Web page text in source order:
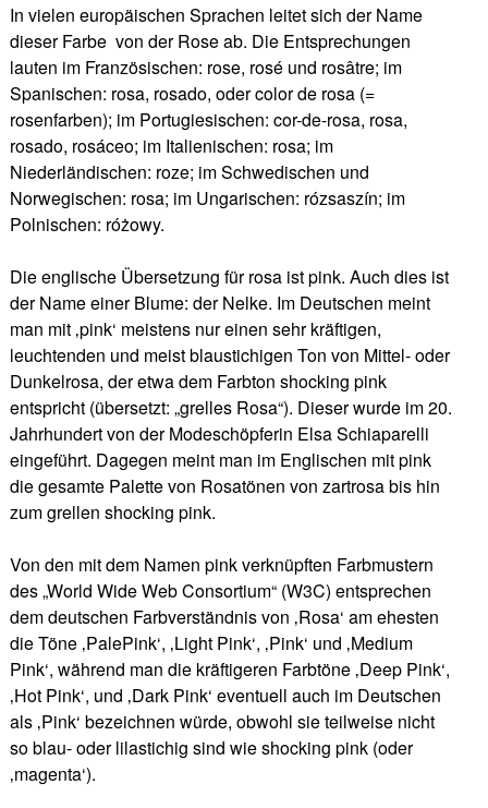
In vielen europäischen Sprachen leitet sich der Name
dieser Farbe von der Rose ab. Die Entsprechungen
lauten im Französischen: rose, rosé und rosâtre; im
Spanischen: rosa, rosado, oder color de rosa (=
rosenfarben); im Portugiesischen: cor-de-rosa, rosa,
rosado, rosáceo; im Italienischen: rosa; im
Niederländischen: roze; im Schwedischen und
Norwegischen: rosa; im Ungarischen: rózsaszín; im
Polnischen: różowy.
Die englische Übersetzung für rosa ist pink. Auch dies ist
der Name einer Blume: der Nelke. Im Deutschen meint
man mit ‚pink‘ meistens nur einen sehr kräftigen,
leuchtenden und meist blaustichigen Ton von Mittel- oder
Dunkelrosa, der etwa dem Farbton shocking pink
entspricht (übersetzt: „grelles Rosa“). Dieser wurde im 20.
Jahrhundert von der Modeschöpferin Elsa Schiaparelli
eingeführt. Dagegen meint man im Englischen mit pink
die gesamte Palette von Rosatönen von zartrosa bis hin
zum grellen shocking pink.
Von den mit dem Namen pink verknüpften Farbmustern
des „World Wide Web Consortium“ (W3C) entsprechen
dem deutschen Farbverständnis von ‚Rosa‘ am ehesten
die Töne ‚PalePink‘, ‚Light Pink‘, ‚Pink‘ und ‚Medium
Pink‘, während man die kräftigeren Farbtöne ‚Deep Pink‘,
‚Hot Pink‘, und ‚Dark Pink‘ eventuell auch im Deutschen
als ‚Pink‘ bezeichnen würde, obwohl sie teilweise nicht
so blau- oder lilastichig sind wie shocking pink (oder
‚magenta‘).